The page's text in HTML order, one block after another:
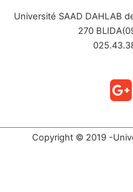
Université SAAD DAHLAB
270
Copyright © 2019 -